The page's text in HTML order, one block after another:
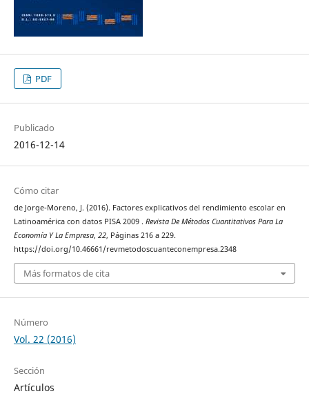
PDF
Publicado
2016-12-14
Cómo citar
de Jorge-Moreno, J. (2016). Factores explicativos del rendimiento escolar en
Latinoamérica con datos PISA 2009 . Revista De Métodos Cuantitativos Para La
Economía Y La Empresa, 22, Páginas 216 a 229.
https://doi.org/10.46661/revmetodoscuanteconempresa.2348
Más formatos de cita
Número
Vol. 22 (2016)
Sección
Artículos